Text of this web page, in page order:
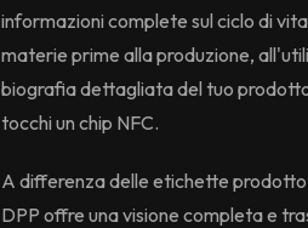
informazioni complete sul ciclo di
materie prime alla produzione,
biografia dettagliata del tuo
tocchi un chip NFC.
A differenza delle etichette
DPP offre una visione completa e